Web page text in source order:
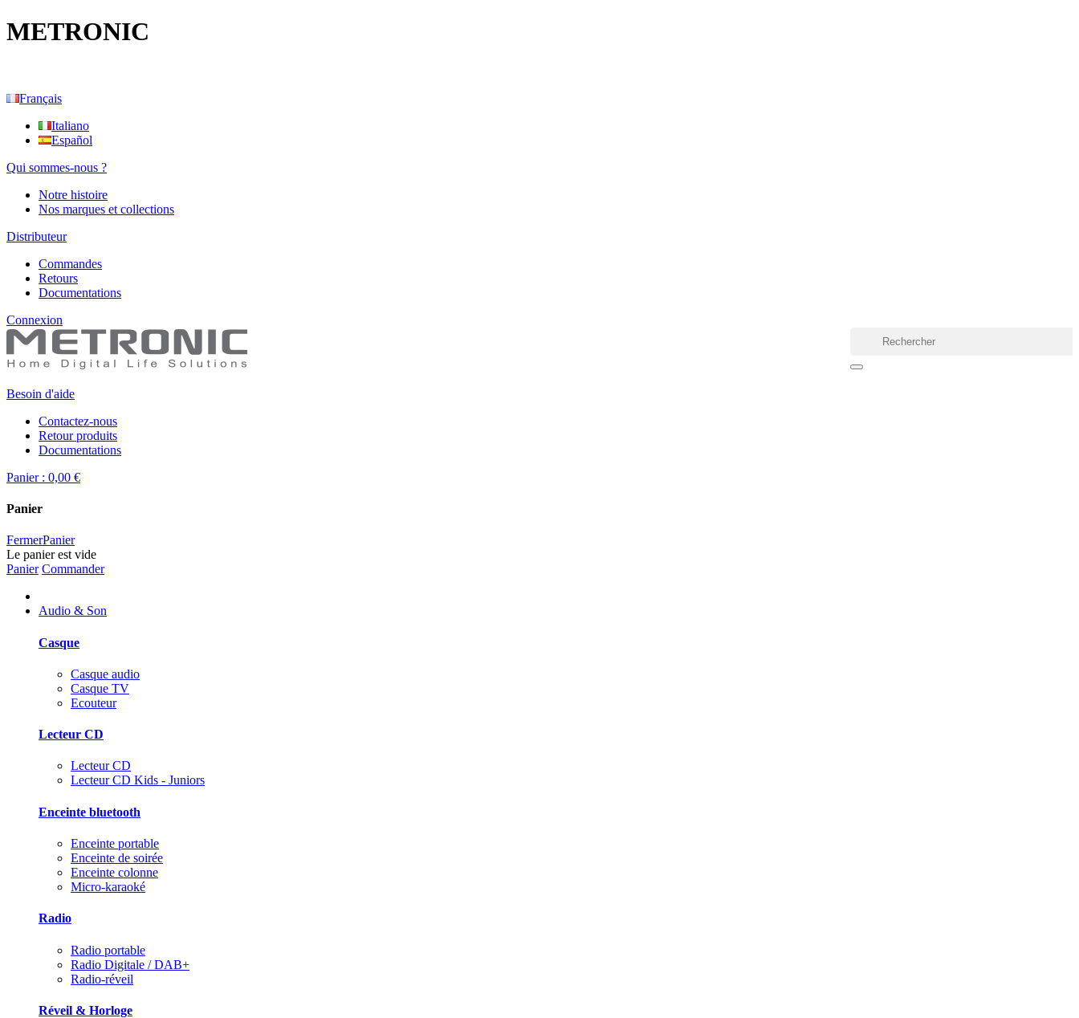
METRONIC
Français
Italiano
Español
Qui sommes-nous ?
Notre histoire
Nos marques et collections
Distributeur
Commandes
Retours
Documentations
Connexion
Besoin d'aide
Contactez-nous
Retour produits
Documentations
Panier : 0,00 €
Panier
FermerPanier
Le panier est vide
Panier Commander
Audio & Son
Casque
Casque audio
Casque TV
Ecouteur
Lecteur CD
Lecteur CD
Lecteur CD Kids - Juniors
Enceinte bluetooth
Enceinte portable
Enceinte de soirée
Enceinte colonne
Micro-karaoké
Radio
Radio portable
Radio Digitale / DAB+
Radio-réveil
Réveil & Horloge